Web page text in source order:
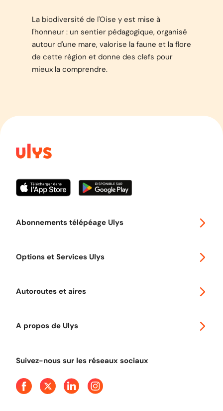
La biodiversité de l'Oise y est mise à
l'honneur : un sentier pédagogique, organisé
autour d'une mare, valorise la faune et la flore
de cette région et donne des clefs pour
mieux la comprendre.
Abonnements télépéage Ulys
Options et Services Ulys
Autoroutes et aires
A propos de Ulys
Presse
Suivez-nous sur les réseaux sociaux